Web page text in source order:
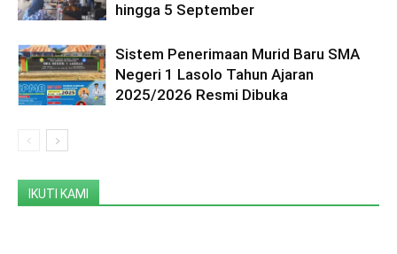
hingga 5 September
Sistem Penerimaan Murid Baru SMA
Negeri 1 Lasolo Tahun Ajaran
2025/2026 Resmi Dibuka
IKUTI KAMI